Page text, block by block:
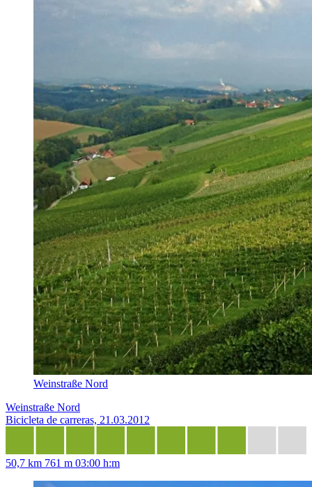
Weinstraße Nord
Weinstraße Nord
Bicicleta de carreras, 21.03.2012
50,7 km 761 m 03:00 h:m